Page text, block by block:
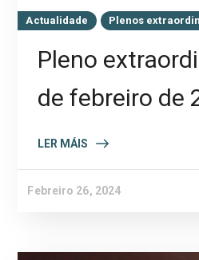
Actualidade Plenos
Pleno
de febreiro de
LER MÁIS
Febreiro 26, 2024